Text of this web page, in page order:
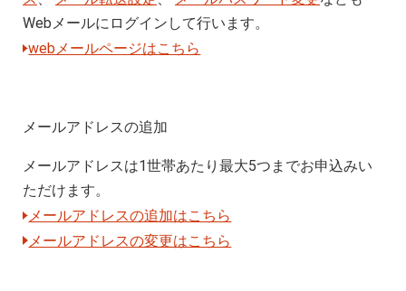
Webメールにログインして行います。
webメールページはこちら
メールアドレスの追加
メールアドレスは1世帯あたり最大5つまでお申込みい
ただけます。
メールアドレスの追加はこちら
メールアドレスの変更はこちら